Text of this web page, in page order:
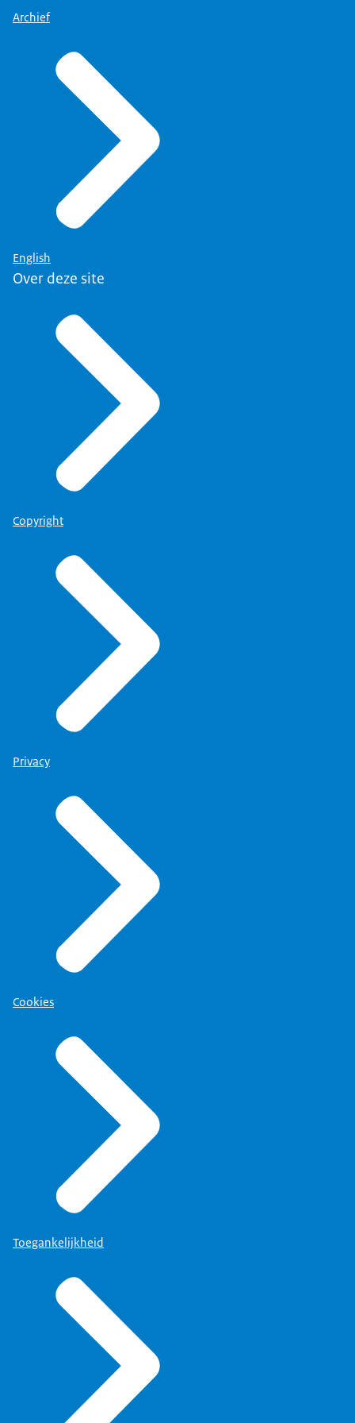
Archief
English
Over deze site
Copyright
Privacy
Cookies
Toegankelijkheid